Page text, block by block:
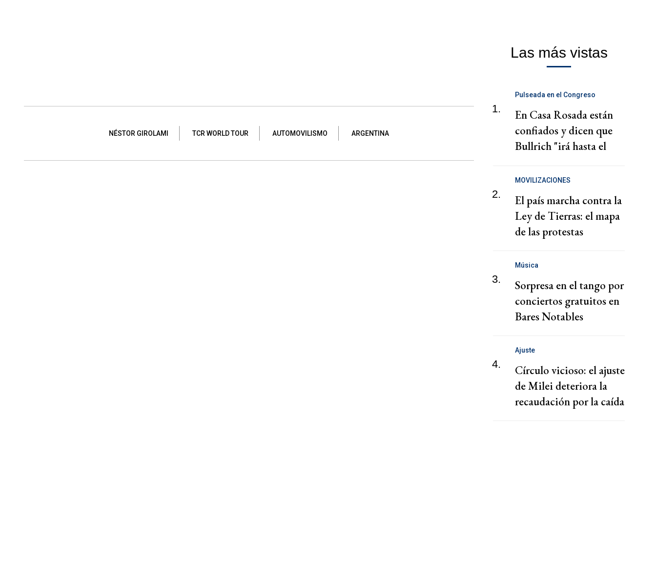
NÉSTOR GIROLAMI TCR WORLD TOUR AUTOMOVILISMO ARGENTINA
Las más vistas
1.
Pulseada en el Congreso
En Casa Rosada están
confiados y dicen que
Bullrich "irá hasta el
2.
MOVILIZACIONES
El país marcha contra la
Ley de Tierras: el mapa
de las protestas
3.
Música
Sorpresa en el tango por
conciertos gratuitos en
Bares Notables
4.
Ajuste
Círculo vicioso: el ajuste
de Milei deteriora la
recaudación por la caída